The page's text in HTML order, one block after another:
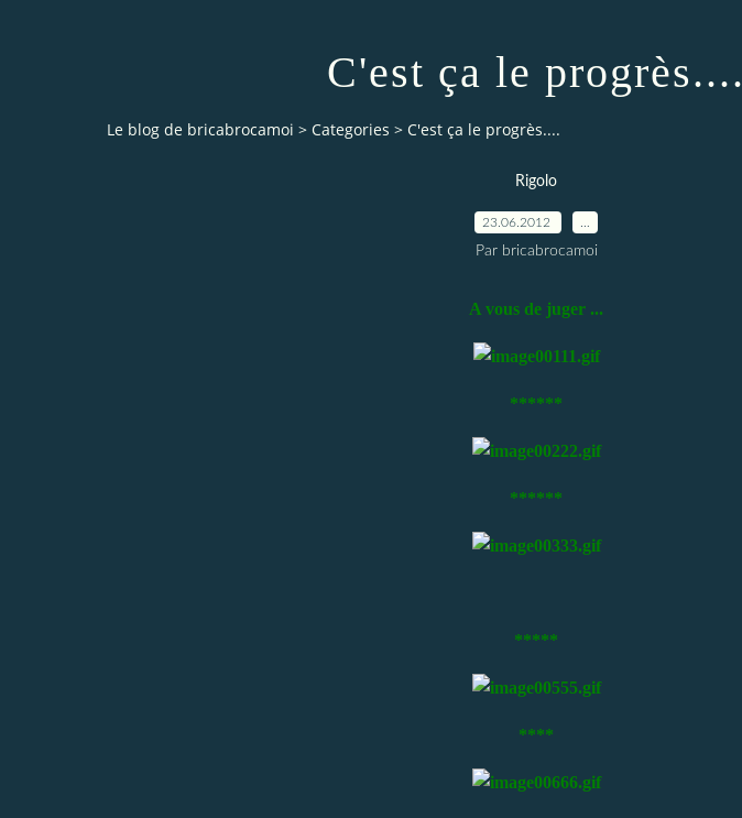
C'est ça le progrès....
Le blog de bricabrocamoi > Categories > C'est ça le progrès....
Rigolo
23.06.2012
Par bricabrocamoi
A vous de juger ...
******
******
*****
****